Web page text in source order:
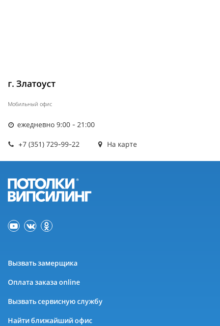
г. Златоуст
Мобильный офис
ежедневно 9:00 - 21:00
+7 (351) 729-99-22 На карте
Вызвать замерщика
Оплата заказа online
Вызвать сервисную службу
Найти ближайший офис